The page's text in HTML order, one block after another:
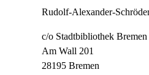
Rudolf-Alexander-
c/o Stadtbibliothek Bremen
Am Wall 201
28195 Bremen